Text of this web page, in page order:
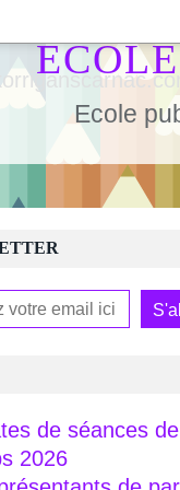
Ecole
de séances
2026